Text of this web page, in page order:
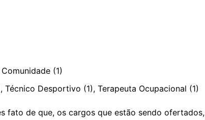
(1)
Desportivo (1), Terapeuta Ocupacional (1)
fato de que, os cargos que estão sendo ofertados,